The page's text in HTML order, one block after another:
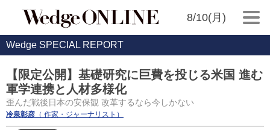
8/10(月)
Wedge SPECIAL REPORT
【限定公開】基礎研究に巨費を投じる米国 進む
軍学連携と人材多様化
歪んだ戦後日本の安保観 改革するなら今しかない
冷泉彰彦 （ 作家・ジャーナリスト）